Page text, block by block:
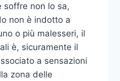
soffre non lo sa,
non è indotto a
o più malesseri, il
è, sicuramente il
a sensazioni
zona delle